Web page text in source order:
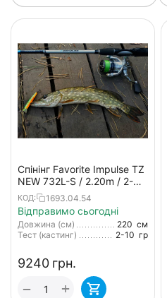
Спінінг Favorite Impulse TZ
NEW 732L-S / 2.20m / 2-
10g / Ex-Fast (вершинка
solid)
КОД: 1693.04.54
Відправимо сьогодні
Довжина (см) 220 см
Тест (кастинг)
2-10 гр
‍9240‍ грн.
+
−